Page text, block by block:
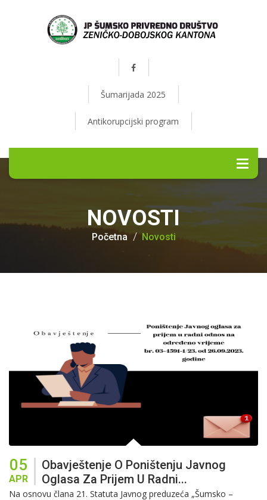
Šumarijada 2025
Antikorupcijski program
NOVOSTI
Početna Novosti
05
APR
Obavještenje O Poništenju Javnog
Oglasa Za Prijem U Radni...
Na osnovu člana 21. Statuta Javnog preduzeća „Šumsko –